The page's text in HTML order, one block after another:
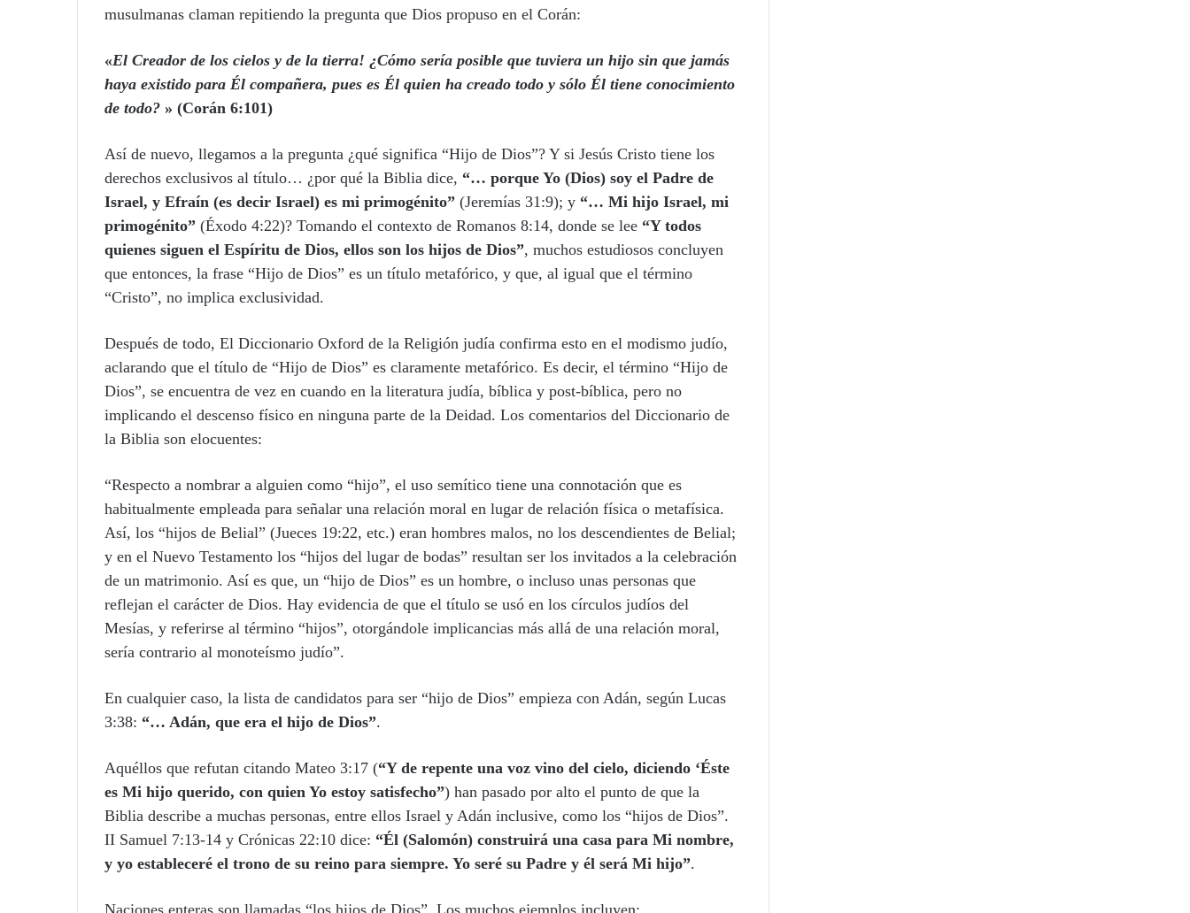
musulmanas claman repitiendo la pregunta que Dios propuso en el Corán:
«El Creador de los cielos y de la tierra! ¿Cómo sería posible que tuviera un hijo sin que jamás
haya existido para Él compañera, pues es Él quien ha creado todo y sólo Él tiene conocimiento
de todo? » (Corán 6:101)
Así de nuevo, llegamos a la pregunta ¿qué significa “Hijo de Dios”? Y si Jesús Cristo tiene los
derechos exclusivos al título… ¿por qué la Biblia dice, “… porque Yo (Dios) soy el Padre de
Israel, y Efraín (es decir Israel) es mi primogénito” (Jeremías 31:9); y “… Mi hijo Israel, mi
primogénito” (Éxodo 4:22)? Tomando el contexto de Romanos 8:14, donde se lee “Y todos
quienes siguen el Espíritu de Dios, ellos son los hijos de Dios”, muchos estudiosos concluyen
que entonces, la frase “Hijo de Dios” es un título metafórico, y que, al igual que el término
“Cristo”, no implica exclusividad.
Después de todo, El Diccionario Oxford de la Religión judía confirma esto en el modismo judío,
aclarando que el título de “Hijo de Dios” es claramente metafórico. Es decir, el término “Hijo de
Dios”, se encuentra de vez en cuando en la literatura judía, bíblica y post-bíblica, pero no
implicando el descenso físico en ninguna parte de la Deidad. Los comentarios del Diccionario de
la Biblia son elocuentes:
“Respecto a nombrar a alguien como “hijo”, el uso semítico tiene una connotación que es
habitualmente empleada para señalar una relación moral en lugar de relación física o metafísica.
Así, los “hijos de Belial” (Jueces 19:22, etc.) eran hombres malos, no los descendientes de Belial;
y en el Nuevo Testamento los “hijos del lugar de bodas” resultan ser los invitados a la celebración
de un matrimonio. Así es que, un “hijo de Dios” es un hombre, o incluso unas personas que
reflejan el carácter de Dios. Hay evidencia de que el título se usó en los círculos judíos del
Mesías, y referirse al término “hijos”, otorgándole implicancias más allá de una relación moral,
sería contrario al monoteísmo judío”.
En cualquier caso, la lista de candidatos para ser “hijo de Dios” empieza con Adán, según Lucas
3:38: “… Adán, que era el hijo de Dios”.
Aquéllos que refutan citando Mateo 3:17 (“Y de repente una voz vino del cielo, diciendo ‘Éste
es Mi hijo querido, con quien Yo estoy satisfecho”) han pasado por alto el punto de que la
Biblia describe a muchas personas, entre ellos Israel y Adán inclusive, como los “hijos de Dios”.
II Samuel 7:13-14 y Crónicas 22:10 dice: “Él (Salomón) construirá una casa para Mi nombre,
y yo estableceré el trono de su reino para siempre. Yo seré su Padre y él será Mi hijo”.
Naciones enteras son llamadas “los hijos de Dios”. Los muchos ejemplos incluyen: